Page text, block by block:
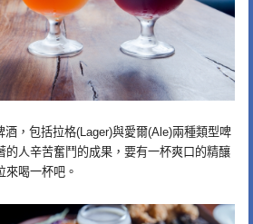
，包括拉格(Lager)與愛爾(Ale)兩種類型啤
的人辛苦奮鬥的成果，要有一杯爽口的精釀
來喝一杯吧。